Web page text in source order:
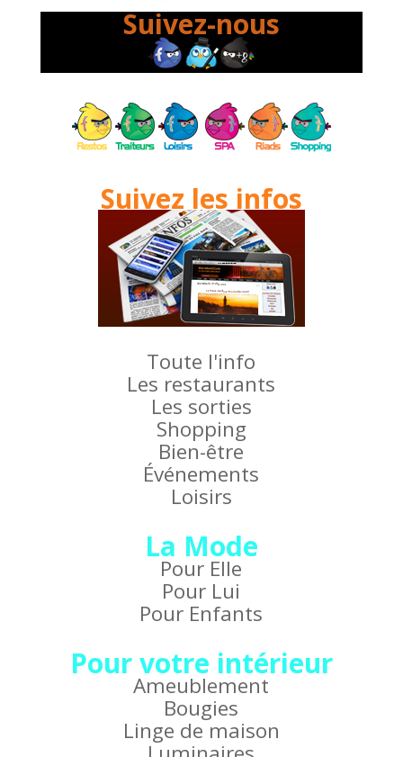
Suivez-nous
Suivez les infos
Toute l'info
Les restaurants
Les sorties
Shopping
Bien-être
Événements
Loisirs
La Mode
Pour Elle
Pour Lui
Pour Enfants
Pour votre intérieur
Ameublement
Bougies
Linge de maison